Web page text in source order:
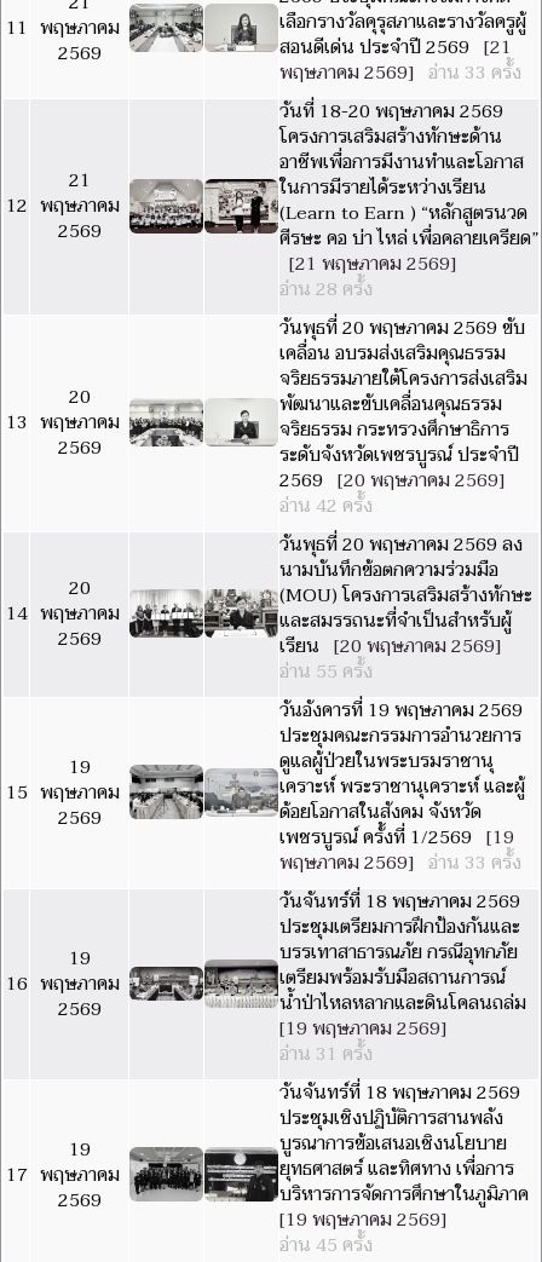
11 พฤษภาคม
2569
เลือกรางวัลคุรุสภาและรางวัลครูผู้
สอนดีเด่น ประจำปี 2569 [21
พฤษภาคม 2569] อ่าน 33 ครั้ง
12
21
พฤษภาคม
2569
วันที่ 18-20 พฤษภาคม 2569
โครงการเสริมสร้างทักษะด้าน
อาชีพเพื่อการมีงานทำและโอกาส
ในการมีรายได้ระหว่างเรียน
(Learn to Earn ) “หลักสูตรนวด
ศีรษะ คอ บ่า ไหล่ เพื่อคลายเครียด”
[21 พฤษภาคม 2569]
อ่าน 28 ครั้ง
13
20
พฤษภาคม
2569
วันพุธที่ 20 พฤษภาคม 2569 ขับ
เคลื่อน อบรมส่งเสริมคุณธรรม
จริยธรรมภายใต้โครงการส่งเสริม
พัฒนาและขับเคลื่อนคุณธรรม
จริยธรรม กระทรวงศึกษาธิการ
ระดับจังหวัดเพชรบูรณ์ ประจำปี
2569 [20 พฤษภาคม 2569]
อ่าน 42 ครั้ง
14
20
พฤษภาคม
2569
วันพุธที่ 20 พฤษภาคม 2569 ลง
นามบันทึกข้อตกความร่วมมือ
(MOU) โครงการเสริมสร้างทักษะ
และสมรรถนะที่จำเป็นสำหรับผู้
เรียน [20 พฤษภาคม 2569]
อ่าน 55 ครั้ง
15
19
พฤษภาคม
2569
วันอังคารที่ 19 พฤษภาคม 2569
ประชุมคณะกรรมการอำนวยการ
ดูแลผู้ป่วยในพระบรมราชานุ
เคราะห์ พระราชานุเคราะห์ และผู้
ด้อยโอกาสในสังคม จังหวัด
เพชรบูรณ์ ครั้งที่ 1/2569 [19
พฤษภาคม 2569] อ่าน 33 ครั้ง
16
19
พฤษภาคม
2569
วันจันทร์ที่ 18 พฤษภาคม 2569
ประชุมเตรียมการฝึกป้องกันและ
บรรเทาสาธารณภัย กรณีอุทกภัย
เตรียมพร้อมรับมือสถานการณ์
น้ำป่าไหลหลากและดินโคลนถล่ม
[19 พฤษภาคม 2569]
อ่าน 31 ครั้ง
17
19
พฤษภาคม
2569
วันจันทร์ที่ 18 พฤษภาคม 2569
ประชุมเชิงปฏิบัติการสานพลัง
บูรณาการข้อเสนอเชิงนโยบาย
ยุทธศาสตร์ และทิศทาง เพื่อการ
บริหารการจัดการศึกษาในภูมิภาค
[19 พฤษภาคม 2569]
อ่าน 45 ครั้ง